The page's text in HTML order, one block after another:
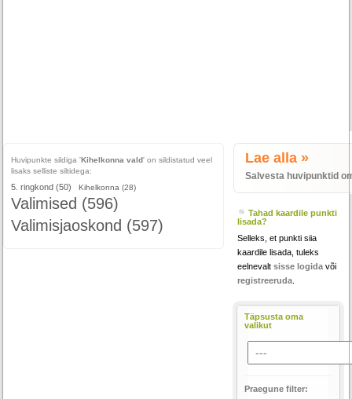
Huvipunkte sildiga 'Kihelkonna vald' on sildistatud veel
lisaks selliste siltidega:
5. ringkond (50) Kihelkonna (28)
Valimised (596)
Valimisjaoskond (597)
Lae alla »
Salvesta huvipunktid
Tahad kaardile punkti
lisada?
Selleks, et punkti siia
kaardile lisada, tuleks
eelnevalt sisse logidavõi
registreeruda.
Täpsusta oma
valikut
Praegune filter: